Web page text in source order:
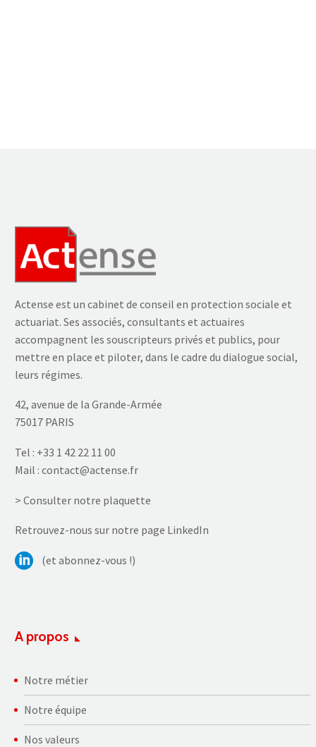
Actense est un cabinet de conseil en protection sociale et
actuariat. Ses associés, consultants et actuaires
accompagnent les souscripteurs privés et publics, pour
mettre en place et piloter, dans le cadre du dialogue social,
leurs régimes.
42, avenue de la Grande-Armée
75017 PARIS
Tel : +33 1 42 22 11 00
Mail : contact@actense.fr
> Consulter notre plaquette
Retrouvez-nous sur notre page LinkedIn
(et abonnez-vous !)
A propos
Notre métier
Notre équipe
Nos valeurs